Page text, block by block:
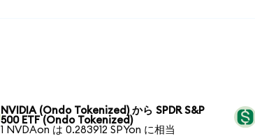
NVIDIA (Ondo Tokenized) から SPDR S&P
500 ETF (Ondo Tokenized)
1 NVDAon は 0.283912 SPYon に相当